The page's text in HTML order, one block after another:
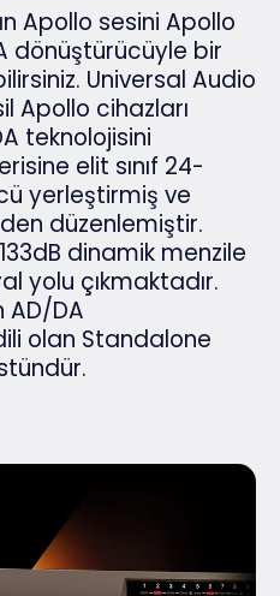
Apollo sesini Apollo
dönüştürücüyle bir
Universal Audio
Apollo cihazları
teknolojisini
elit sınıf 24-
yerleştirmiş ve
düzenlemiştir.
dinamik menzile
yolu çıkmaktadır.
AD/DA
olan Standalone